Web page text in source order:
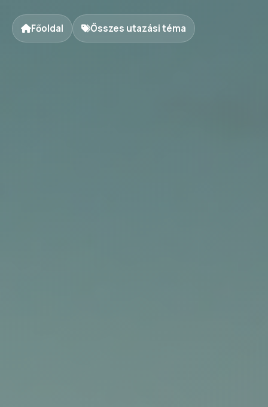
Főoldal Összes utazási téma